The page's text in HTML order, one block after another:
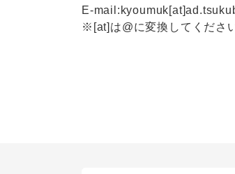
E-
※[at]は@に変換してくださ